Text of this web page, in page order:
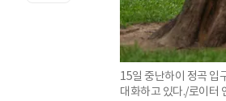
15일 중난하이 정곡 입
대화하고 있다./로이터